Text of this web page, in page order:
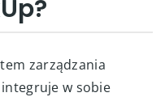
zarządzania
w sobie